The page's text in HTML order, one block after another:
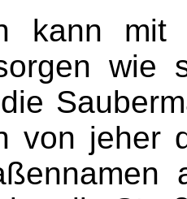
kann mit
wie
von jeher